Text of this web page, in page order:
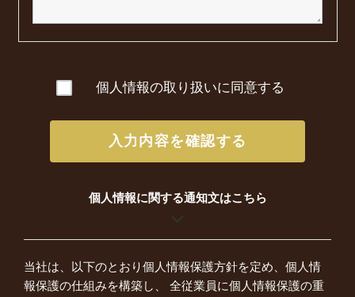
個人情報の取り扱いに同意する
入力内容を確認する
個人情報に関する通知文はこちら
当社は、以下のとおり個人情報保護方針を定め、個人情
報保護の仕組みを構築し、 全従業員に個人情報保護の重